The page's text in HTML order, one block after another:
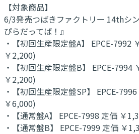
【対象商品】
6/3発売つばきファクトリー 14thシ
ぴらだってば！』
・【初回生産限定盤A】 EPCE-7992
￥2,200)
・【初回生産限定盤B】 EPCE-7994
￥2,200)
・【初回生産限定盤SP】 EPCE-
￥6,000)
・【通常盤A】 EPCE-7998 定価 ￥
・【通常盤B】 EPCE-7999 定価 ￥